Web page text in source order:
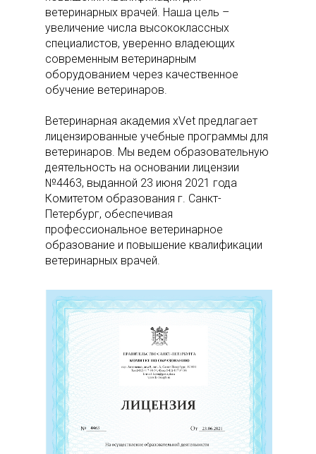
ветеринарных врачей. Наша цель –
увеличение числа высококлассных
специалистов, уверенно владеющих
современным ветеринарным
оборудованием через качественное
обучение ветеринаров.
Ветеринарная академия xVet предлагает
лицензированные учебные программы для
ветеринаров. Мы ведем образовательную
деятельность на основании лицензии
№4463, выданной 23 июня 2021 года
Комитетом образования г. Санкт-
Петербург, обеспечивая
профессиональное ветеринарное
образование и повышение квалификации
ветеринарных врачей.